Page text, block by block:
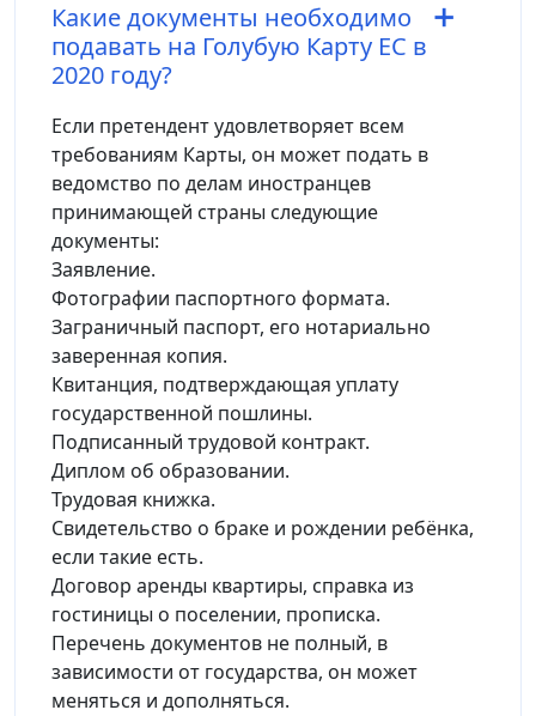
Какие документы необходимо
подавать на Голубую Карту ЕС в
2020 году?
Если претендент удовлетворяет всем
требованиям Карты, он может подать в
ведомство по делам иностранцев
принимающей страны следующие
документы:
Заявление.
Фотографии паспортного формата.
Заграничный паспорт, его нотариально
заверенная копия.
Квитанция, подтверждающая уплату
государственной пошлины.
Подписанный трудовой контракт.
Диплом об образовании.
Трудовая книжка.
Свидетельство о браке и рождении ребёнка,
если такие есть.
Договор аренды квартиры, справка из
гостиницы о поселении, прописка.
Перечень документов не полный, в
зависимости от государства, он может
меняться и дополняться.